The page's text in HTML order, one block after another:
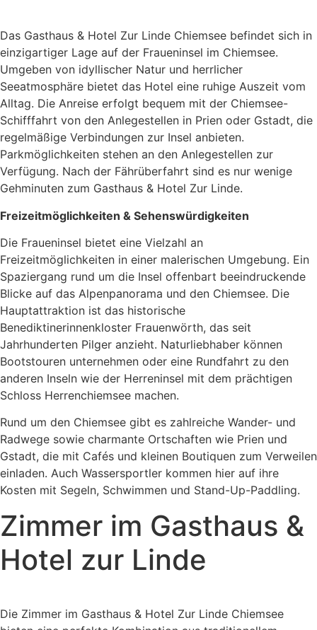
Das Gasthaus & Hotel Zur Linde Chiemsee befindet sich in
einzigartiger Lage auf der Fraueninsel im Chiemsee.
Umgeben von idyllischer Natur und herrlicher
Seeatmosphäre bietet das Hotel eine ruhige Auszeit vom
Alltag. Die Anreise erfolgt bequem mit der Chiemsee-
Schifffahrt von den Anlegestellen in Prien oder Gstadt, die
regelmäßige Verbindungen zur Insel anbieten.
Parkmöglichkeiten stehen an den Anlegestellen zur
Verfügung. Nach der Fährüberfahrt sind es nur wenige
Gehminuten zum Gasthaus & Hotel Zur Linde.
Freizeitmöglichkeiten & Sehenswürdigkeiten
Die Fraueninsel bietet eine Vielzahl an
Freizeitmöglichkeiten in einer malerischen Umgebung. Ein
Spaziergang rund um die Insel offenbart beeindruckende
Blicke auf das Alpenpanorama und den Chiemsee. Die
Hauptattraktion ist das historische
Benediktinerinnenkloster Frauenwörth, das seit
Jahrhunderten Pilger anzieht. Naturliebhaber können
Bootstouren unternehmen oder eine Rundfahrt zu den
anderen Inseln wie der Herreninsel mit dem prächtigen
Schloss Herrenchiemsee machen.
Rund um den Chiemsee gibt es zahlreiche Wander- und
Radwege sowie charmante Ortschaften wie Prien und
Gstadt, die mit Cafés und kleinen Boutiquen zum Verweilen
einladen. Auch Wassersportler kommen hier auf ihre
Kosten mit Segeln, Schwimmen und Stand-Up-Paddling.
Zimmer im Gasthaus &
Hotel zur Linde
Die Zimmer im Gasthaus & Hotel Zur Linde Chiemsee